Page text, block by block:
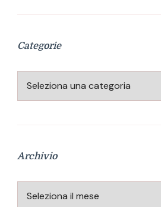
Categorie
Categorie
Archivio
Archivio